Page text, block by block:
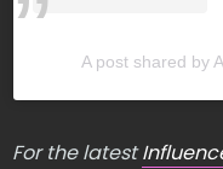
A post shared by
For the latest